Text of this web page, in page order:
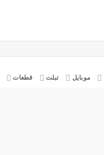
موبایل تبلت قطعات